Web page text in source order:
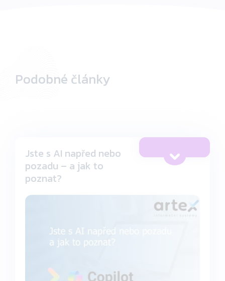
Podobné články
Jste s AI napřed nebo
pozadu – a jak to
poznat?